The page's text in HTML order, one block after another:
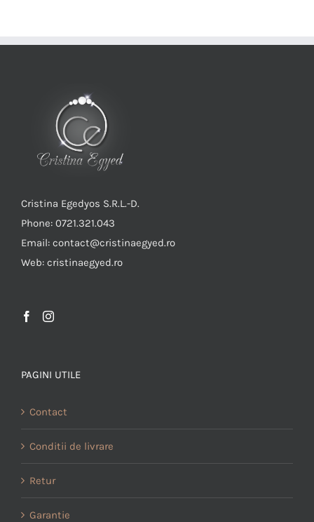
Cristina Egedyos S.R.L.-D.
Phone: 0721.321.043
Email: contact@cristinaegyed.ro
Web: cristinaegyed.ro
PAGINI UTILE
Contact
Conditii de livrare
Retur
Garantie